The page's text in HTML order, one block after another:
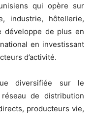
qui opère sur
industrie, hôtellerie,
développe de plus en
en investissant
d’activité.
diversifiée sur le
de distribution
producteurs vie,